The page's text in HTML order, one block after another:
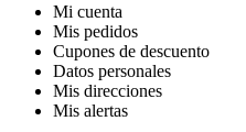
Mi cuenta
Mis pedidos
Cupones de descuento
Datos personales
Mis direcciones
Mis alertas